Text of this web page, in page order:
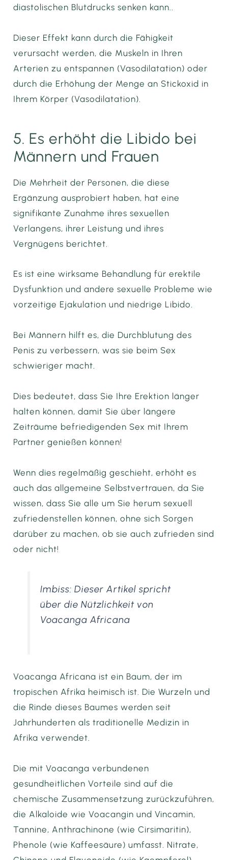
diastolischen Blutdrucks senken kann..
Dieser Effekt kann durch die Fähigkeit
verursacht werden, die Muskeln in Ihren
Arterien zu entspannen (Vasodilatation) oder
durch die Erhöhung der Menge an Stickoxid in
Ihrem Körper (Vasodilatation).
5. Es erhöht die Libido bei
Männern und Frauen
Die Mehrheit der Personen, die diese
Ergänzung ausprobiert haben, hat eine
signifikante Zunahme ihres sexuellen
Verlangens, ihrer Leistung und ihres
Vergnügens berichtet.
Es ist eine wirksame Behandlung für erektile
Dysfunktion und andere sexuelle Probleme wie
vorzeitige Ejakulation und niedrige Libido.
Bei Männern hilft es, die Durchblutung des
Penis zu verbessern, was sie beim Sex
schwieriger macht.
Dies bedeutet, dass Sie Ihre Erektion länger
halten können, damit Sie über längere
Zeiträume befriedigenden Sex mit Ihrem
Partner genießen können!
Wenn dies regelmäßig geschieht, erhöht es
auch das allgemeine Selbstvertrauen, da Sie
wissen, dass Sie alle um Sie herum sexuell
zufriedenstellen können, ohne sich Sorgen
darüber zu machen, ob sie auch zufrieden sind
oder nicht!
Imbiss: Dieser Artikel spricht
über die Nützlichkeit von
Voacanga Africana
Voacanga Africana ist ein Baum, der im
tropischen Afrika heimisch ist. Die Wurzeln und
die Rinde dieses Baumes werden seit
Jahrhunderten als traditionelle Medizin in
Afrika verwendet.
Die mit Voacanga verbundenen
gesundheitlichen Vorteile sind auf die
chemische Zusammensetzung zurückzuführen,
die Alkaloide wie Voacangin und Vincamin,
Tannine, Anthrachinone (wie Cirsimaritin),
Phenole (wie Kaffeesäure) umfasst. Nitrate,